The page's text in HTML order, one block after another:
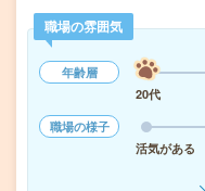
職場の雰囲気
年齢層
20代
職場の様子
活気がある